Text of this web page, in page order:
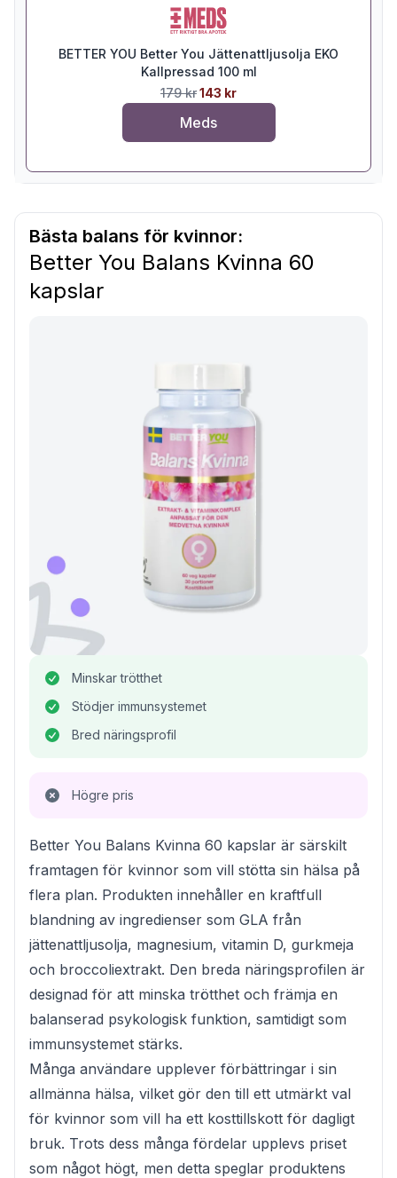
BETTER YOU Better You Jättenattljusolja EKO
Kallpressad 100 ml
179 kr143 kr
Meds
Bästa balans för kvinnor:
Better You Balans Kvinna 60
kapslar
Minskar trötthet
Stödjer immunsystemet
Bred näringsprofil
Högre pris
Better You Balans Kvinna 60 kapslar är särskilt
framtagen för kvinnor som vill stötta sin hälsa på
flera plan. Produkten innehåller en kraftfull
blandning av ingredienser som GLA från
jättenattljusolja, magnesium, vitamin D, gurkmeja
och broccoliextrakt. Den breda näringsprofilen är
designad för att minska trötthet och främja en
balanserad psykologisk funktion, samtidigt som
immunsystemet stärks.
Många användare upplever förbättringar i sin
allmänna hälsa, vilket gör den till ett utmärkt val
för kvinnor som vill ha ett kosttillskott för dagligt
bruk. Trots dess många fördelar upplevs priset
som något högt, men detta speglar produktens